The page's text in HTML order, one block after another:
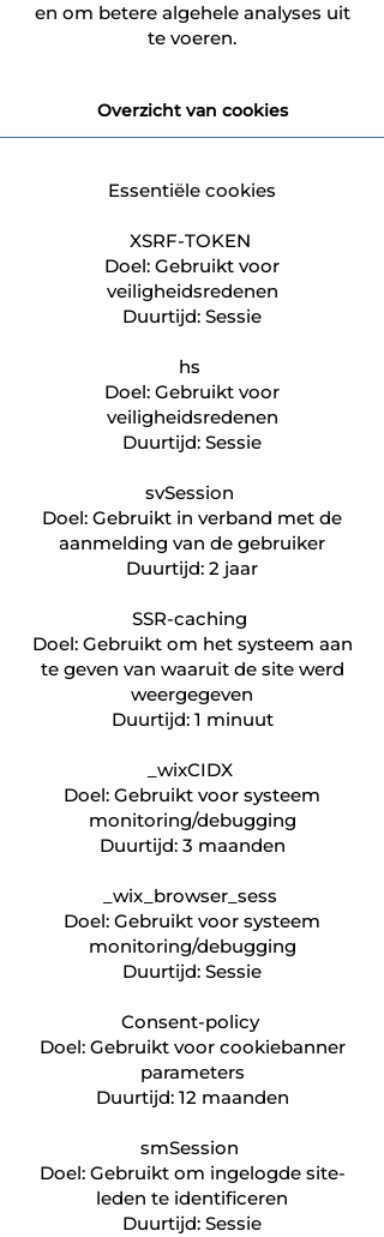
en om betere algehele analyses uit
te voeren.
Overzicht van cookies
Essentiële cookies
XSRF-TOKEN
Doel: Gebruikt voor
veiligheidsredenen
Duurtijd: Sessie
hs
Doel: Gebruikt voor
veiligheidsredenen
Duurtijd: Sessie
svSession
Doel: Gebruikt in verband met de
aanmelding van de gebruiker
Duurtijd: 2 jaar
SSR-caching
Doel: Gebruikt om het systeem aan
te geven van waaruit de site werd
weergegeven
Duurtijd: 1 minuut
_wixCIDX
Doel: Gebruikt voor systeem
monitoring/debugging
Duurtijd: 3 maanden
_wix_browser_sess
Doel: Gebruikt voor systeem
monitoring/debugging
Duurtijd: Sessie
Consent-policy
Doel: Gebruikt voor cookiebanner
parameters
Duurtijd: 12 maanden
smSession
Doel: Gebruikt om ingelogde site-
leden te identificeren
Duurtijd: Sessie